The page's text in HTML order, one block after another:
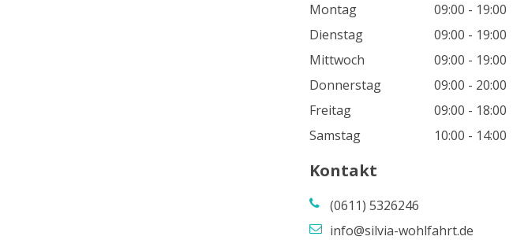
Montag
09:00 - 19:00
Dienstag
09:00 - 19:00
Mittwoch
09:00 - 19:00
Donnerstag
09:00 - 20:00
Freitag
09:00 - 18:00
Samstag
10:00 - 14:00
Kontakt
(0611) 5326246
info@silvia-wohlfahrt.de